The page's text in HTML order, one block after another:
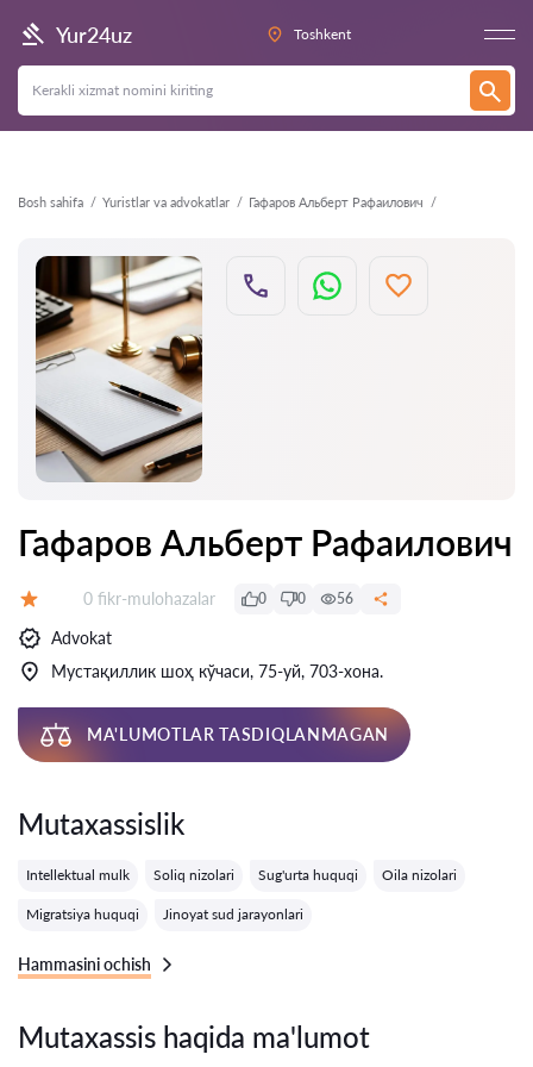
Yur24uz Toshkent
Bosh sahifa Yuristlar va advokatlar Гафаров Альберт Рафаилович
Orqaga
Гафаров Альберт Рафаилович
Fikrlar:
0 fikr-mulohazalar 0 0 56
Advokat
Мустақиллик шоҳ кўчаси, 75-уй, 703-хона.
MA'LUMOTLAR TASDIQLANMAGAN
Mutaxassislik
Intellektual mulk Soliq nizolari Sug'urta huquqi Oila nizolari
Migratsiya huquqi Jinoyat sud jarayonlari
Hammasini ochish
Mutaxassis haqida ma'lumot